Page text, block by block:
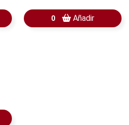
0 Añadir